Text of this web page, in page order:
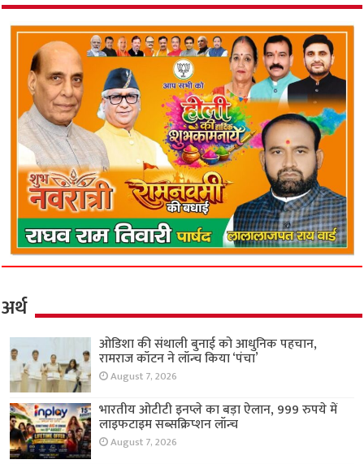
अर्थ
ओडिशा की संथाली बुनाई को आधुनिक पहचान,
रामराज कॉटन ने लॉन्च किया ‘पंचा’
August 7, 2026
भारतीय ओटीटी इनप्ले का बड़ा ऐलान, 999 रुपये में
लाइफटाइम सब्सक्रिप्शन लॉन्च
August 7, 2026